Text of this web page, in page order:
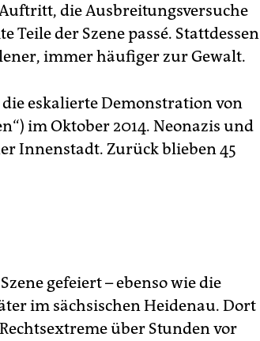
die Ausbreitungsversuche
Teile der Szene passé. Stattdessen
immer häufiger zur Gewalt.
eskalierte Demonstration von
im Oktober 2014. Neonazis und
Innenstadt. Zurück blieben 45
gefeiert – ebenso wie die
im sächsischen Heidenau. Dort
über Stunden vor